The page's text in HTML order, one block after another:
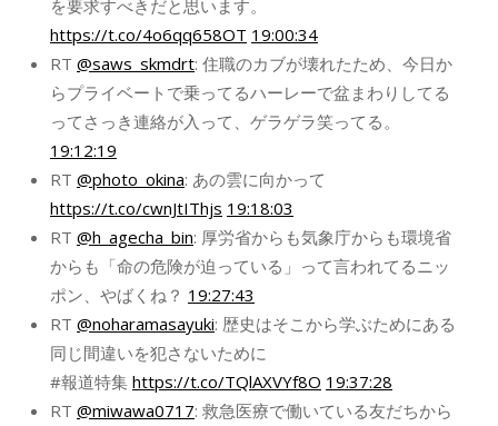
を要求すべきだと思います。
https://t.co/4o6qq658OT 19:00:34
RT @saws_skmdrt: 住職のカブが壊れたため、今日か
らプライベートで乗ってるハーレーで盆まわりしてる
ってさっき連絡が入って、ゲラゲラ笑ってる。
19:12:19
RT @photo_okina: あの雲に向かって
https://t.co/cwnJtIThjs 19:18:03
RT @h_agecha_bin: 厚労省からも気象庁からも環境省
からも「命の危険が迫っている」って言われてるニッ
ポン、やばくね？ 19:27:43
RT @noharamasayuki: 歴史はそこから学ぶためにある
同じ間違いを犯さないために
#報道特集 https://t.co/TQlAXVYf8O 19:37:28
RT @miwawa0717: 救急医療で働いている友だちから